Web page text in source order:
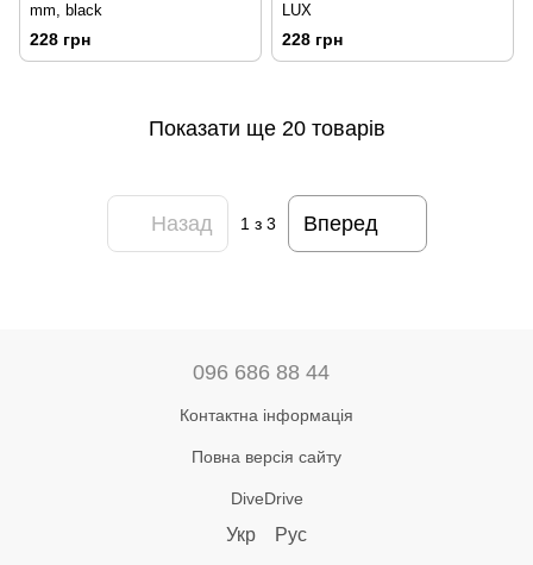
mm, black
228 грн
LUX
228 грн
Показати ще 20 товарів
Назад 1з 3 Вперед
096 686 88 44
Контактна інформація
Повна версія сайту
DiveDrive
Укр Рус